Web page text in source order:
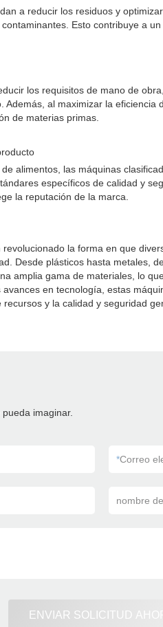
a reducir los residuos y
Esto contribuye a
los requisitos de mano de
al maximizar la
de materias primas.
alimentos, las máquinas
específicos de calidad y
la reputación de la marca.
la forma en que
Desde plásticos hasta metales,
amplia gama de materiales, lo
en tecnología, estas
y la calidad y seguridad
imaginar.
*Correo
nombre
ENVIAR SOLICITUD